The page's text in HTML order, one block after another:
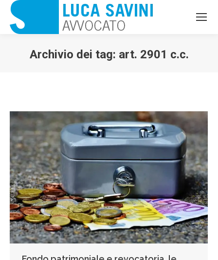
Archivio dei tag: art. 2901 c.c.